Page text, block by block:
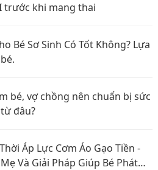
trước khi mang thai
Bé Sơ Sinh Có Tốt Không? Lựa
bé, vợ chồng nên chuẩn bị sức
đâu?
Áp Lực Cơm Áo Gạo Tiền -
Và Giải Pháp Giúp Bé Phát